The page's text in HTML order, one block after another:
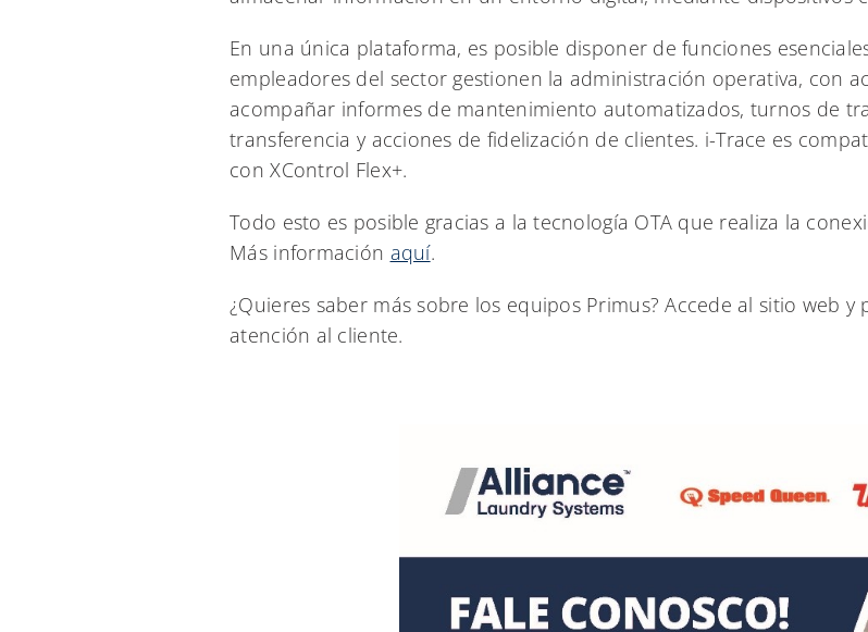
En una única plataforma, es posible disponer de funciones
empleadores del sector gestionen la administración operativa, con
acompañar informes de mantenimiento automatizados, turnos de
transferencia y acciones de fidelización de clientes. i-Trace es
con XControl Flex+.
Todo esto es posible gracias a la tecnología OTA que realiza la
Más información aquí.
¿Quieres saber más sobre los equipos Primus? Accede al sitio web
atención al cliente.